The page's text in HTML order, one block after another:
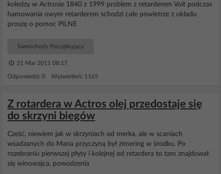
koledzy w Actrosie 1840 z 1999 problem z retarderem Voit podczas
hamowania owym retarderem schodzi całe powietrze z układu
proszę o pomoc PILNE
Samochody Początkujący
21 Mar 2011 08:17
Odpowiedzi: 0 Wyświetleń: 1165
Z rotardera w Actros olej przedostaje się
do skrzyni biegów
Cześć, niewiem jak w skrzyniach od merka, ale w scaniach
wsadzanych do Mana przyczyną był zimering w środku. Po
rozebraniu pierwszej płyty i kolejnej od retardera to tam znajdował
się winowajca, powodzenia